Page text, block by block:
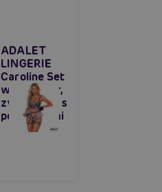
ADALET
LINGERIE
Caroline Set
with Garter,
zvodný set s
podväzkami